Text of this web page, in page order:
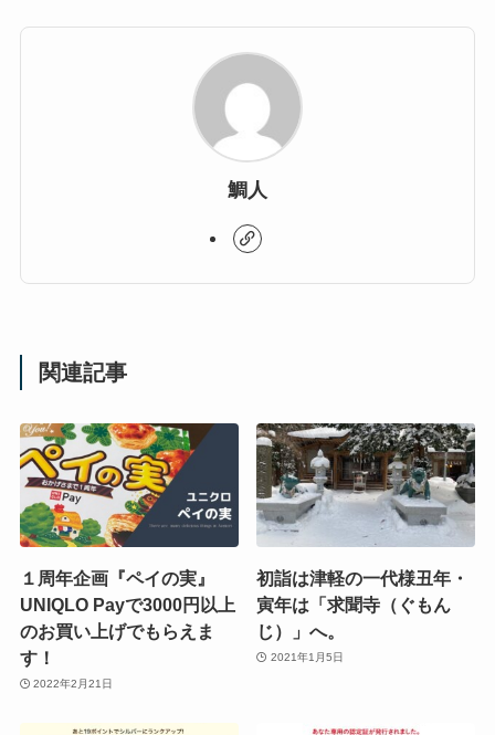
鯛人
関連記事
１周年企画『ペイの実』
UNIQLO Payで3000円以上
のお買い上げでもらえま
す！
2022年2月21日
初詣は津軽の一代様丑年・
寅年は「求聞寺（ぐもん
じ）」へ。
2021年1月5日